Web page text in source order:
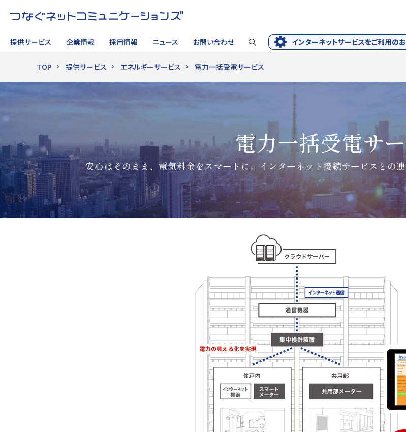
提供サービス 企業情報 採用情報 ニュース お問い合わせ インターネットサービスをご利用の
サイト内検索
TOP 提供サービス エネルギーサービス 電力一括受電サービス
電力一括受電サ
安心はそのまま、電気料金をスマートに。インターネット接続サービスとの